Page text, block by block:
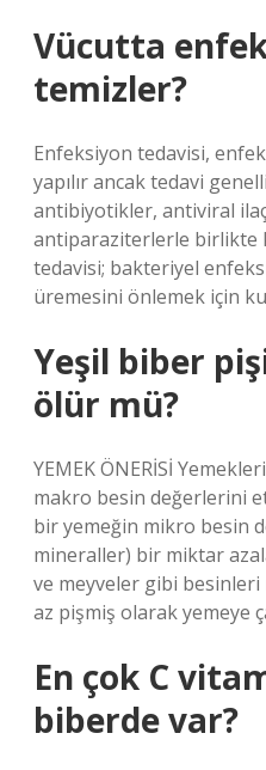
Vücutta
temizler?
Enfeksiyon tedavisi,
yapılır ancak tedavi
antibiyotikler, antiviral
antiparaziterlerle birlikte
tedavisi; bakteriyel
üremesini önlemek için
Yeşil biber
ölür mü?
YEMEK ÖNERİSİ
makro besin değerlerini
bir yemeğin mikro besin
mineraller) bir miktar
ve meyveler gibi
az pişmiş olarak yemeye
En çok C
biberde var?